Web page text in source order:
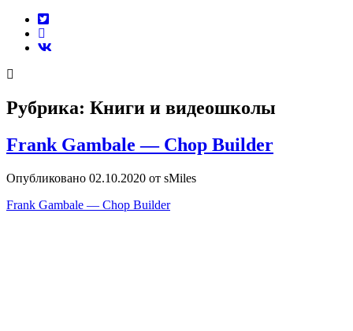
twitter
Рубрика: Книги и видеошколы
Frank Gambale — Chop Builder
Опубликовано 02.10.2020 от sMiles
Frank Gambale — Chop Builder